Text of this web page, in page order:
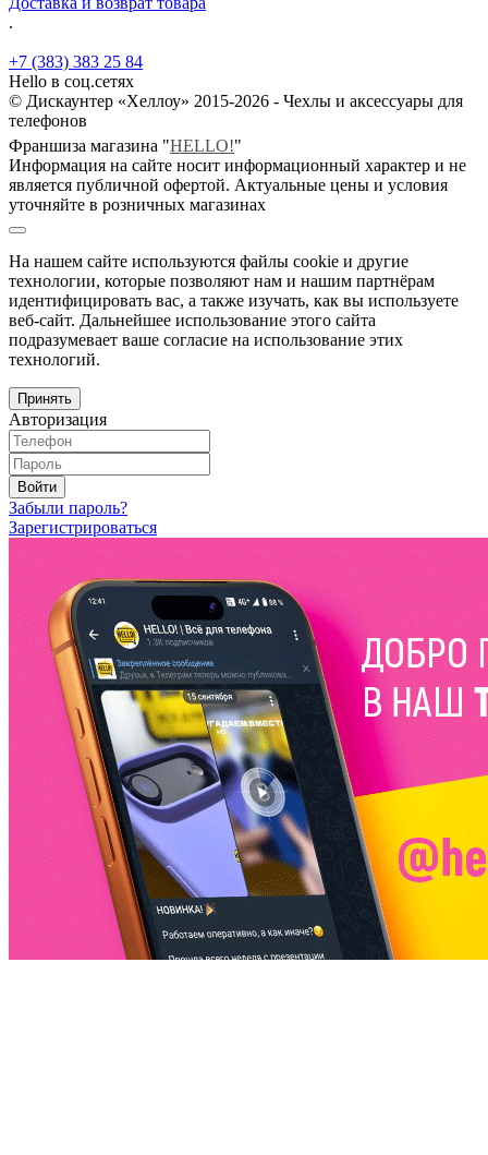
.
+7 (383) 383 25 84
Hello в соц.сетях
© Дискаунтер «Хеллоу» 2015-2026 - Чехлы и аксессуары для
телефонов
Франшиза магазина "HELLO!"
Информация на сайте носит информационный характер и не
является публичной офертой. Актуальные цены и условия
уточняйте в розничных магазинах
На нашем сайте используются файлы cookie и другие
технологии, которые позволяют нам и нашим партнёрам
идентифицировать вас, а также изучать, как вы используете
веб-сайт. Дальнейшее использование этого сайта
подразумевает ваше согласие на использование этих
технологий.
Принять
Авторизация
Войти
Забыли пароль?
Зарегистрироваться